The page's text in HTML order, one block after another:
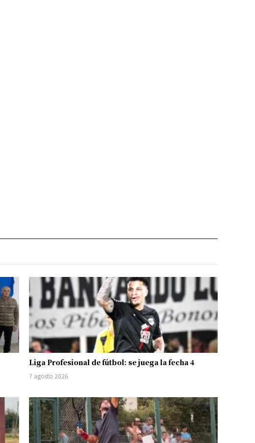
Liga Profesional de fútbol: se juega la fecha 4
7 agosto 2026